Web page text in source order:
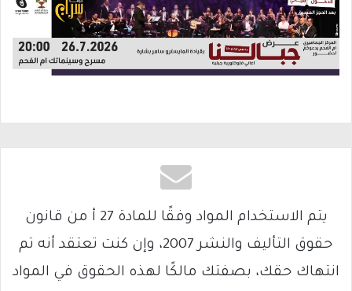
يتم الاستخدام المواد وفقًا للمادة 27 أ من قانون
حقوق التأليف والنشر 2007، وإن كنت تعتقد أنه تم
انتهاك حقك، بصفتك مالكًا لهذه الحقوق في المواد